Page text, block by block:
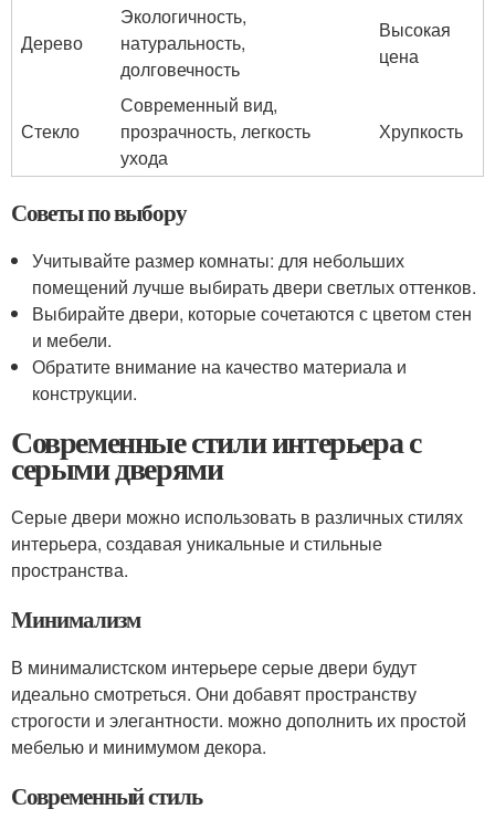
Дерево
Экологичность,
натуральность,
долговечность
Высокая
цена
Стекло
Современный вид,
прозрачность, легкость
ухода
Хрупкость
Советы по выбору
Учитывайте размер комнаты: для небольших
помещений лучше выбирать двери светлых оттенков.
Выбирайте двери, которые сочетаются с цветом стен
и мебели.
Обратите внимание на качество материала и
конструкции.
Современные стили интерьера с
серыми дверями
Серые двери можно использовать в различных стилях
интерьера, создавая уникальные и стильные
пространства.
Минимализм
В минималистском интерьере серые двери будут
идеально смотреться. Они добавят пространству
строгости и элегантности. можно дополнить их простой
мебелью и минимумом декора.
Современный стиль